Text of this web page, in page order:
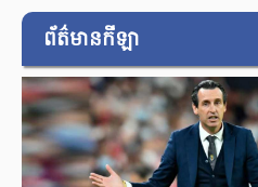
ព័ត៌មានកីឡា